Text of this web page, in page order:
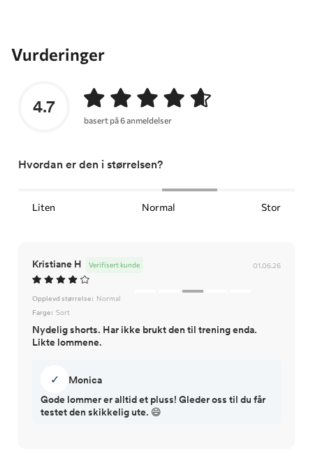
Vurderinger
4.7
basert på 6 anmeldelser
Hvordan er den i størrelsen?
Liten Normal Stor
Kristiane H 01.06.26
Verifisert kunde
Opplevd størrelse: Normal
Farge: Sort
Nydelig shorts. Har ikke brukt den til trening enda.
Likte lommene.
✓
Monica
Gode lommer er alltid et pluss! Gleder oss til du får
testet den skikkelig ute. 😄